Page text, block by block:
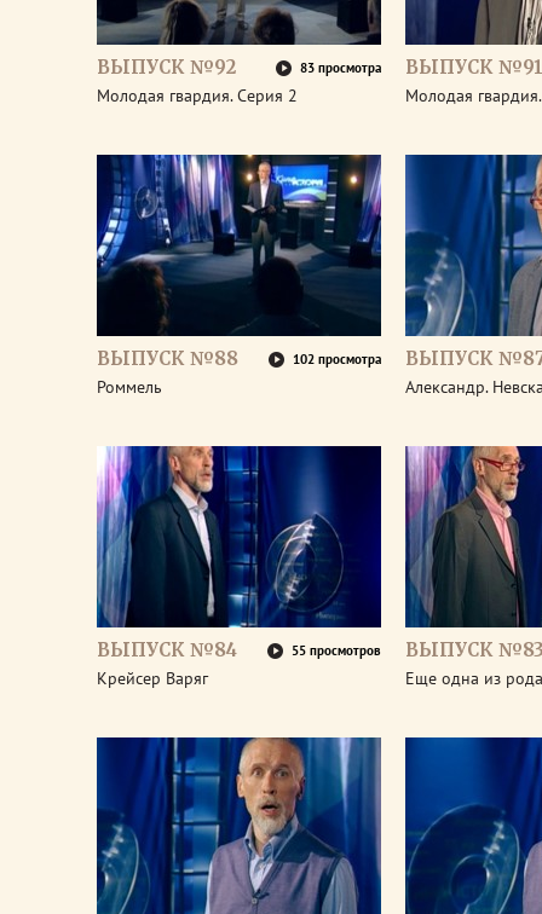
ВЫПУСК №92 83 просмотра
Молодая гвардия. Серия 2
ВЫПУСК №91
Молодая
ВЫПУСК №88 102 просмотра
Роммель
ВЫПУСК
Александр.
ВЫПУСК №84 55 просмотров
Крейсер Варяг
ВЫПУСК
Еще одна из